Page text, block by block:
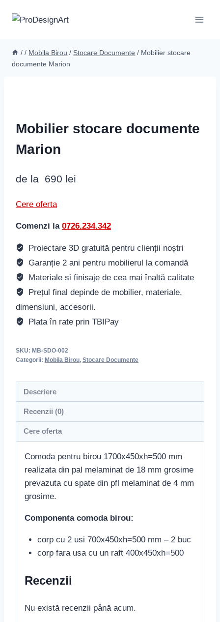
/ / Mobila Birou / Stocare Documente / Mobilier stocare
documente Marion
Mobilier stocare documente
Marion
de la 690 lei
Cere oferta
Comenzi la 0726.234.342
Proiectare 3D gratuită pentru clienții noștri
Garanție 2 ani pentru mobilierul la comandă
Materiale și finisaje de cea mai înaltă calitate
Prețul final depinde de mobilier, materiale,
dimensiuni, accesorii.
Plata în rate prin TBIPay
SKU: MB-SDO-002
Categorii: Mobila Birou, Stocare Documente
Descriere
Recenzii (0)
Cere oferta
Comoda pentru birou 1700x450xh=500 mm
realizata din pal melaminat de 18 mm grosime
prevazuta cu spate din pfl melaminat de 4 mm
grosime.
Componenta comoda birou:
corp cu 2 usi 700x450xh=500 mm – 2 buc
corp fara usa cu un raft 400x450xh=500
Recenzii
Nu există recenzii până acum.